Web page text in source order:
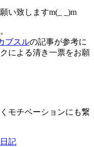
い致しますm(_ _)m
ブスルの記事が参考に
による清き一票をお願
モチベーションにも繋
記